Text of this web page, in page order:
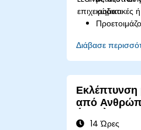
επιχειρηματικές
κώδικα.
όπως τα
Εκτελούν
Face
μοντέλα
ασφαλή
Διάβασε
Εκλέπτυνση
από
14 Ώρες